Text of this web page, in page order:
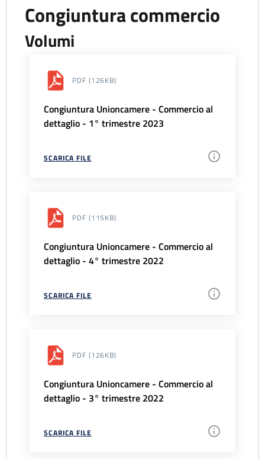
Congiuntura commercio
Volumi
PDF (126KB)
Congiuntura Unioncamere - Commercio al
dettaglio - 1° trimestre 2023
SCARICA FILE
PDF (115KB)
Congiuntura Unioncamere - Commercio al
dettaglio - 4° trimestre 2022
SCARICA FILE
PDF (126KB)
Congiuntura Unioncamere - Commercio al
dettaglio - 3° trimestre 2022
SCARICA FILE